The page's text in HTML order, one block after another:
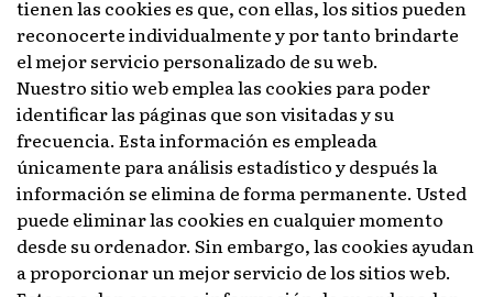
tienen las cookies es que, con ellas, los sitios pueden
reconocerte individualmente y por tanto brindarte
el mejor servicio personalizado de su web.
Nuestro sitio web emplea las cookies para poder
identificar las páginas que son visitadas y su
frecuencia. Esta información es empleada
únicamente para análisis estadístico y después la
información se elimina de forma permanente. Usted
puede eliminar las cookies en cualquier momento
desde su ordenador. Sin embargo, las cookies ayudan
a proporcionar un mejor servicio de los sitios web.